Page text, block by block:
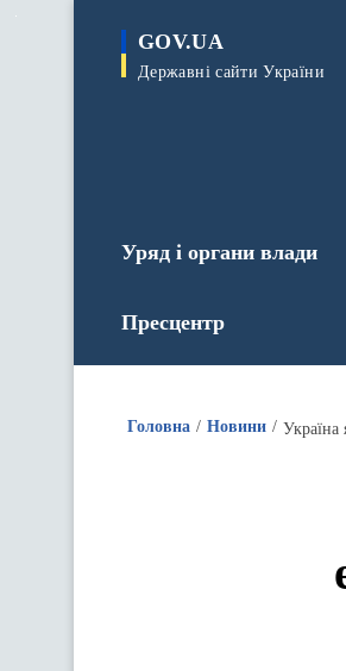
GOV.UA
Державні сайти України
Уряд і органи влади
Пресцентр
Головна Новини